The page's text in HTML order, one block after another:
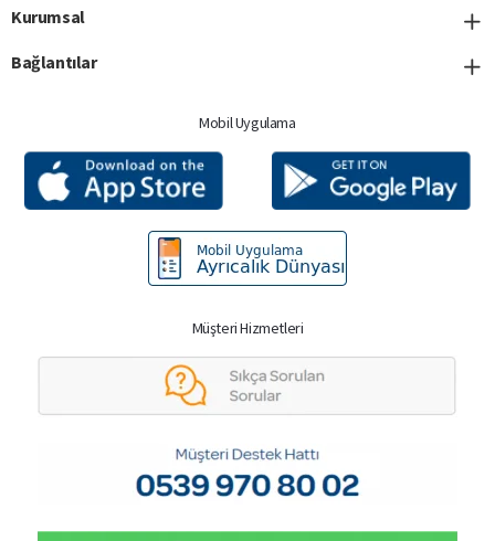
Kurumsal
Bağlantılar
Mobil Uygulama
Müşteri Hizmetleri